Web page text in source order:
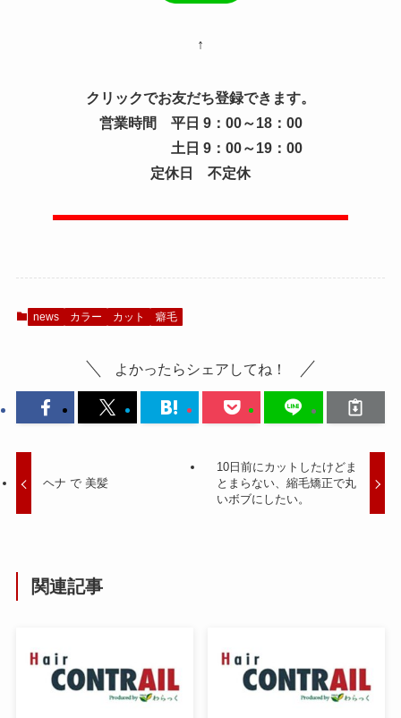
↑
クリックでお友だち登録できます。
営業時間 平日 9：00～18：00
土日 9：00～19：00
定休日 不定休
news カラー カット 癖毛
よかったらシェアしてね！
ヘナ で 美髪
10日前にカットしたけどま
とまらない、縮毛矯正で丸
いボブにしたい。
関連記事